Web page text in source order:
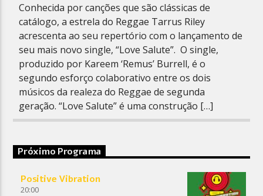
Conhecida por canções que são clássicas de
catálogo, a estrela do Reggae Tarrus Riley
acrescenta ao seu repertório com o lançamento de
seu mais novo single, “Love Salute”. O single,
produzido por Kareem ‘Remus’ Burrell, é o
segundo esforço colaborativo entre os dois
músicos da realeza do Reggae de segunda
geração. “Love Salute” é uma construção […]
Próximo Programa
Positive Vibration
20:00